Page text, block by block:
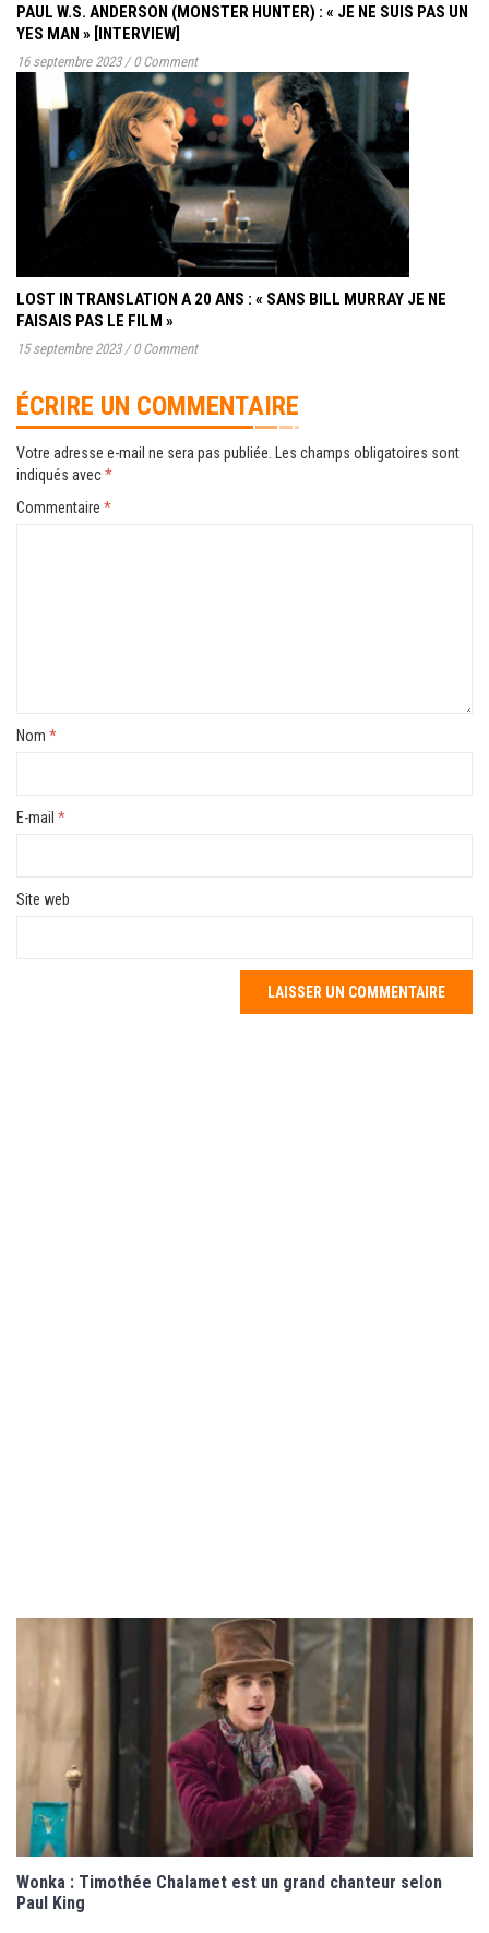
PAUL W.S. ANDERSON (MONSTER HUNTER) : « JE NE SUIS PAS UN
YES MAN » [INTERVIEW]
16 septembre 2023 / 0 Comment
LOST IN TRANSLATION A 20 ANS : « SANS BILL MURRAY JE NE
FAISAIS PAS LE FILM »
15 septembre 2023 / 0 Comment
ÉCRIRE UN COMMENTAIRE
Votre adresse e-mail ne sera pas publiée. Les champs obligatoires sont
indiqués avec*
Commentaire *
Nom *
E-mail *
Site web
Wonka : Timothée Chalamet est un grand chanteur selon
Paul King